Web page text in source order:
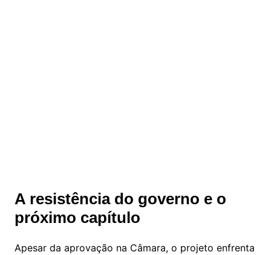
A resistência do governo e o
próximo capítulo
Apesar da aprovação na Câmara, o projeto enfrenta